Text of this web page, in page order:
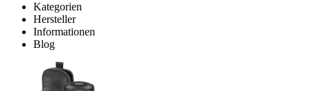
Kategorien
Hersteller
Informationen
Blog